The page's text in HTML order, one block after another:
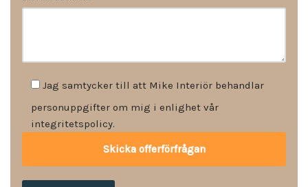
Jag samtycker till att Mike Interiör behandlar
personuppgifter om mig i enlighet vår
integritetspolicy.